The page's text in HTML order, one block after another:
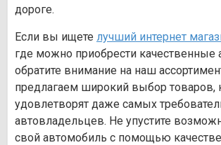
дороге.
Если вы ищете лучший интернет
где можно приобрести качественные
обратите внимание на наш
предлагаем широкий выбор товаров,
удовлетворят даже самых
автовладельцев. Не упустите
свой автомобиль с помощью